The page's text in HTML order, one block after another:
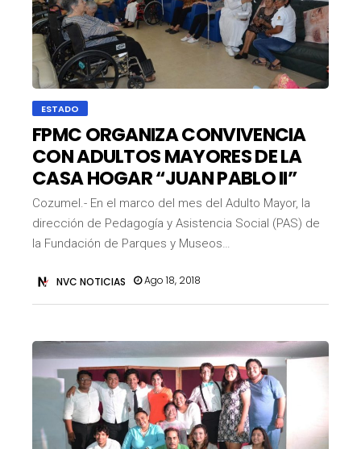
ESTADO
FPMC ORGANIZA CONVIVENCIA
CON ADULTOS MAYORES DE LA
CASA HOGAR “JUAN PABLO II”
Cozumel.- En el marco del mes del Adulto Mayor, la
dirección de Pedagogía y Asistencia Social (PAS) de
la Fundación de Parques y Museos…
NVC NOTICIAS Ago 18, 2018